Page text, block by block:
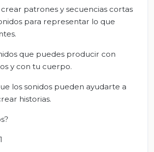
patrones y secuencias cortas
para representar lo que
que puedes producir con
y con tu cuerpo.
los sonidos pueden ayudarte a
historias.